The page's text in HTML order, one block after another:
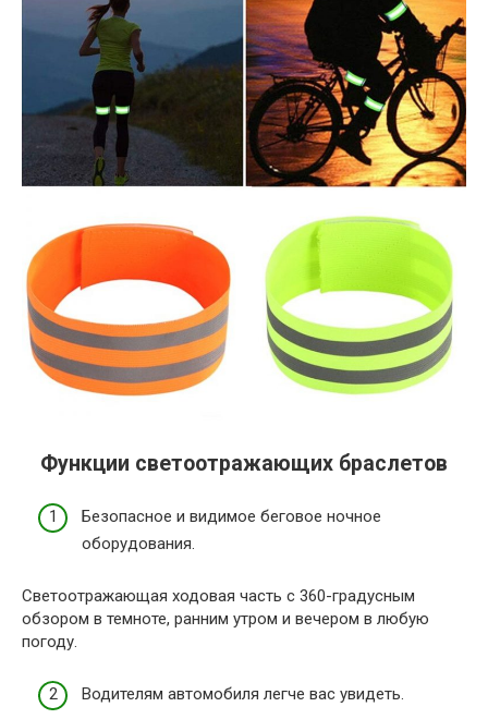
Функции светоотражающих браслетов
Безопасное и видимое беговое ночное
оборудования.
Светоотражающая ходовая часть с 360-градусным
обзором в темноте, ранним утром и вечером в любую
погоду.
Водителям автомобиля легче вас увидеть.